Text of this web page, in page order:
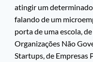
atingir um determinado
falando de um
porta de uma escola,
Organizações Não
Startups, de Empresas